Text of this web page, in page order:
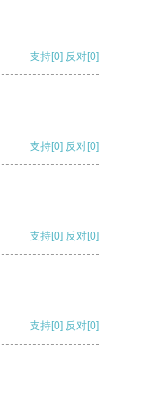
支持[0] 反对[0]
支持[0] 反对[0]
支持[0] 反对[0]
支持[0] 反对[0]